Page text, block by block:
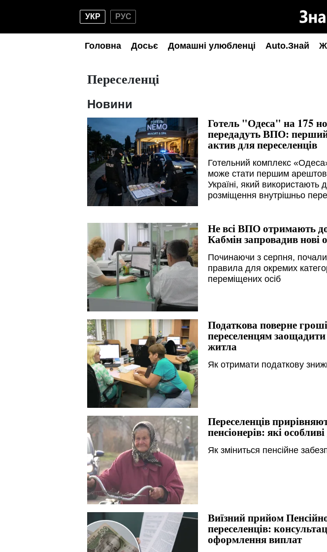
УКР РУС
Головна Досьє Домашні улюбленці Auto.Знай
Переселенці
Новини
Готель "Одеса" на 175
передадуть ВПО:
актив для переселенців
Готельний комплекс
може стати першим
Україні, який використають
розміщення внутрішньо
Не всі ВПО отримають
Кабмін запровадив нові
Починаючи з серпня, почали
правила для окремих
переміщених осіб
Податкова поверне
переселенцям
житла
Як отримати податкову
Переселенців
пенсіонерів: які
Як зміниться пенсійне
Виїзний прийом
переселенців:
оформлення виплат